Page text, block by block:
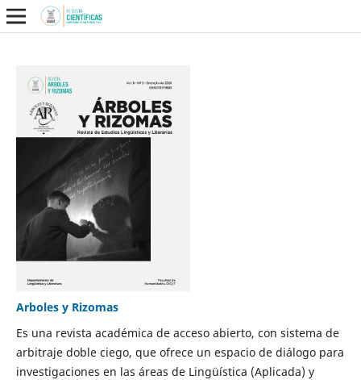
Arboles y Rizomas
Es una revista académica de acceso abierto, con sistema de
arbitraje doble ciego, que ofrece un espacio de diálogo para
investigaciones en las áreas de Lingüística (Aplicada) y